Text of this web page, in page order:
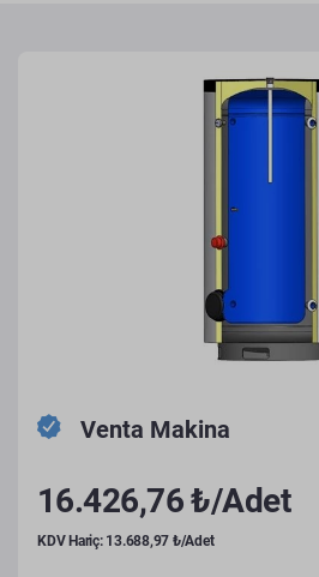
Venta Makina
16.426,76 ₺/Adet
KDV Hariç: 13.688,97 ₺/Adet